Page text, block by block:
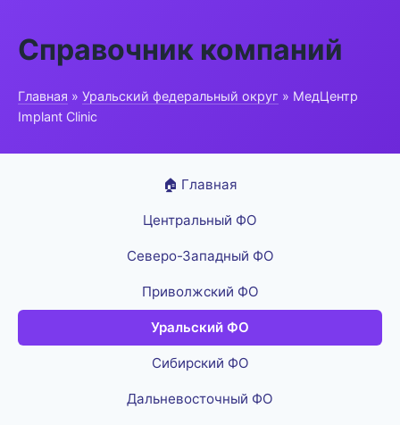
Справочник компаний
Главная » Уральский федеральный округ » МедЦентр
Implant Clinic
🏠 Главная
Центральный ФО
Северо-Западный ФО
Приволжский ФО
Уральский ФО
Сибирский ФО
Дальневосточный ФО